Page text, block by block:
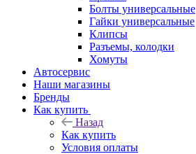
Болты универсальные
Гайки универсальные
Клипсы
Разъемы, колодки
Хомуты
Автосервис
Наши магазины
Бренды
Как купить
Назад
Как купить
Условия оплаты